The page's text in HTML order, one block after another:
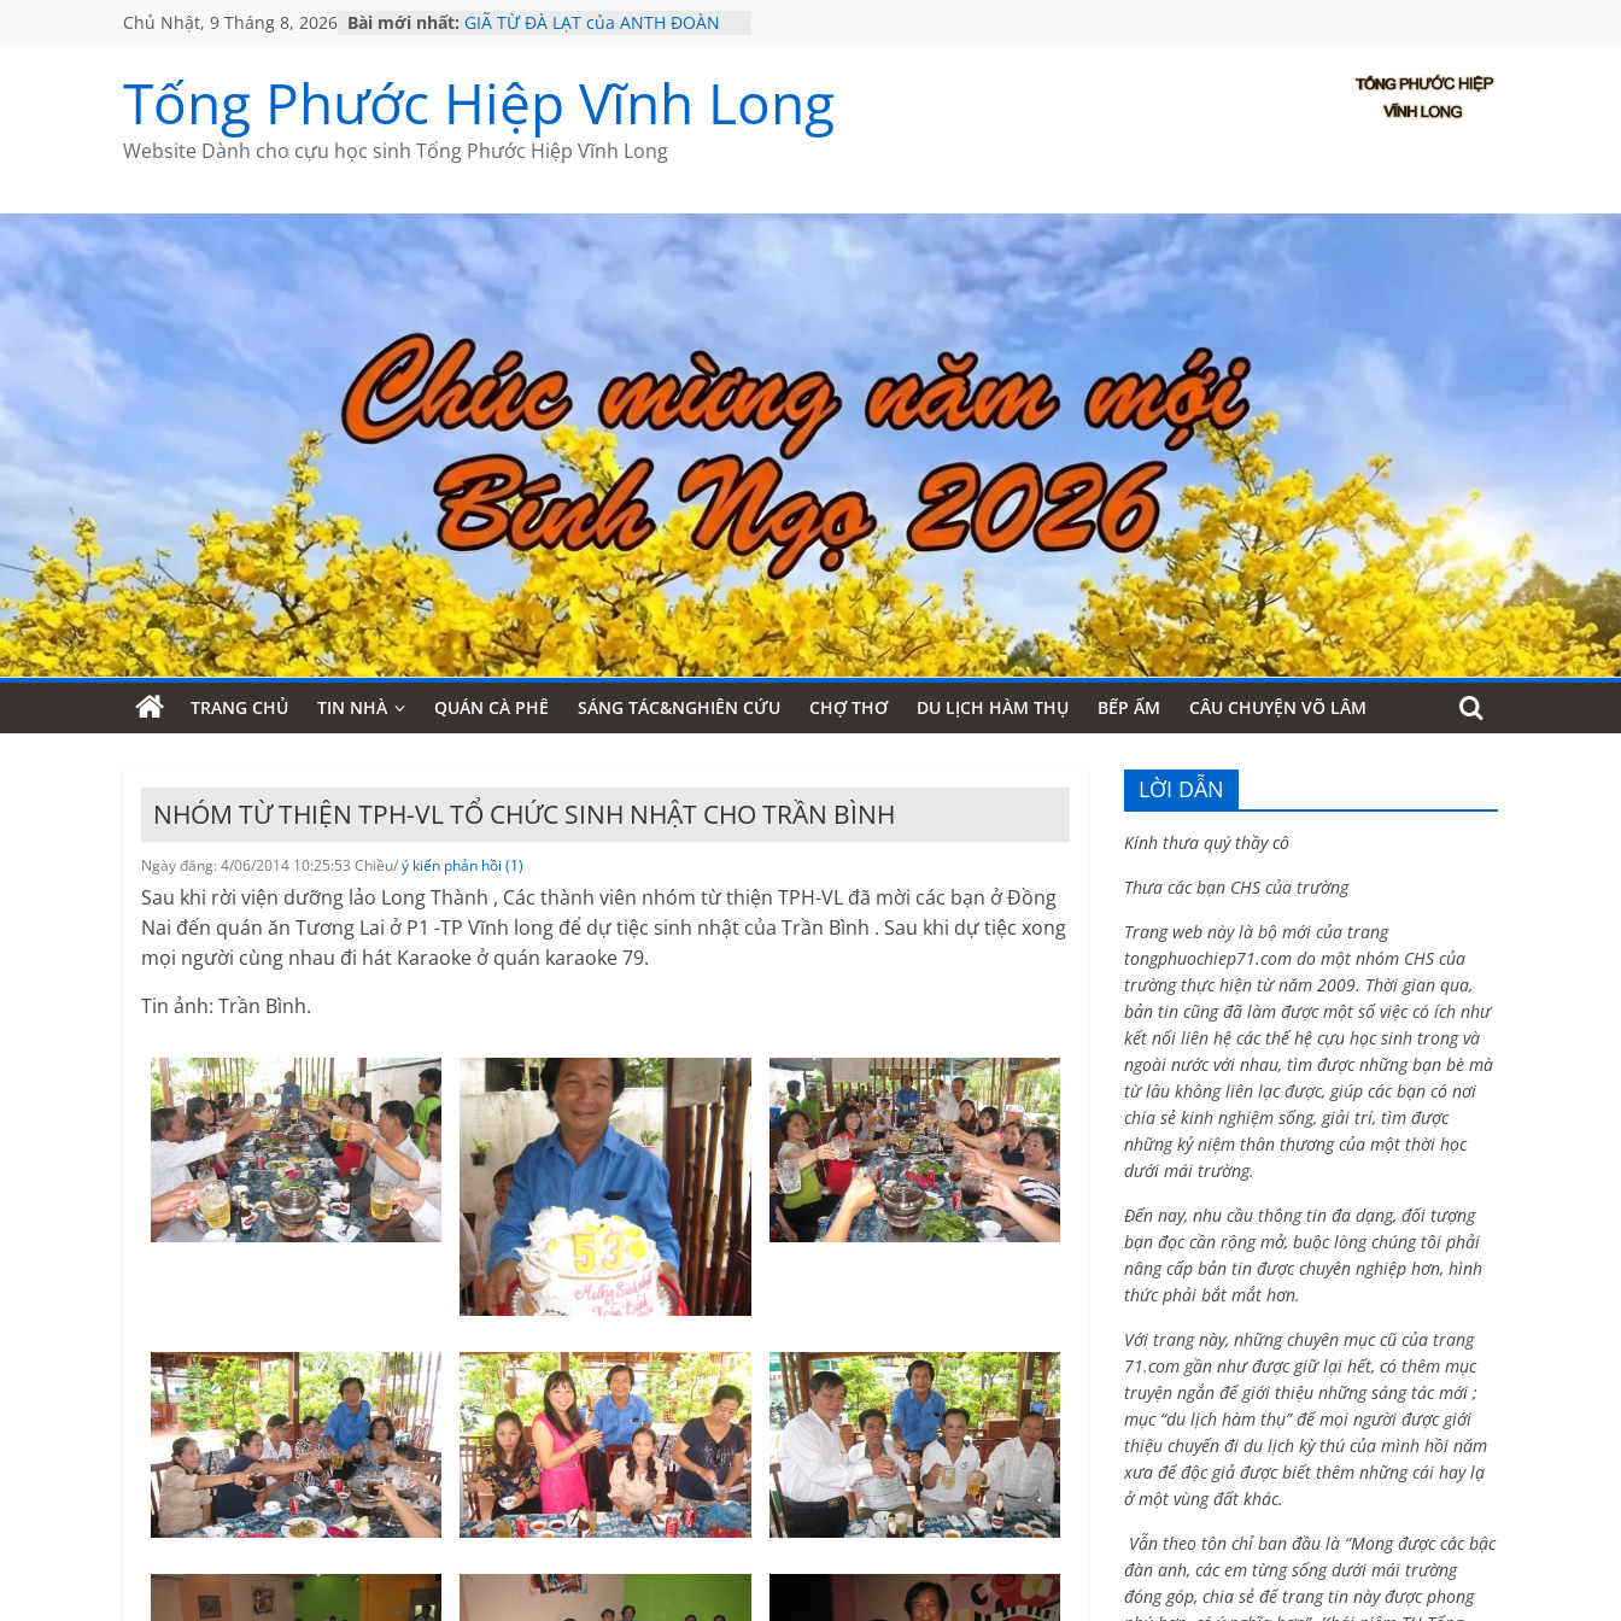
Chủ Nhật, 9 Tháng 8, 2026 Bài mới nhất: GIÃ TỪ ĐÀ LẠT của ANTH ĐOÀN
KHÔNG ĐỀ 19 CỦA THÁI LÃO
CHÙM THƠ CỦA BÍCH HÀ
Tống Phước Hiệp Vĩnh Long
Website Dành cho cựu học sinh Tống Phước Hiệp Vĩnh Long
TRANG CHỦ TIN NHÀ QUÁN CÀ PHÊ SÁNG TÁC&NGHIÊN CỨU CHỢ THƠ DU LỊCH HÀM THỤ BẾP ẤM CÂU CHUYỆN VÕ LÂM
NHÓM TỪ THIỆN TPH-VL TỔ CHỨC SINH NHẬT CHO TRẦN BÌNH
Ngày đăng: 4/06/2014 10:25:53 Chiều/ý kiến phản hồi (1)
Sau khi rời viện dưỡng lảo Long Thành , Các thành viên nhóm từ thiện TPH-VL đã mời các bạn ở Đồng
Nai đến quán ăn Tương Lai ở P1 -TP Vĩnh long để dự tiệc sinh nhật của Trần Bình . Sau khi dự tiệc xong
mọi người cùng nhau đi hát Karaoke ở quán karaoke 79.
Tin ảnh: Trần Bình.
LỜI DẪN
Kính thưa quý thầy cô
Thưa các bạn CHS của trường
Trang web này là bộ mới của trang
tongphuochiep71.com do một nhóm CHS của
trường thực hiện từ năm 2009. Thời gian qua,
bản tin cũng đã làm được một số việc có ích như
kết nối liên hệ các thế hệ cựu học sinh trong và
ngoài nước với nhau, tìm được những bạn bè mà
từ lâu không liên lạc được, giúp các bạn có nơi
chia sẻ kinh nghiệm sống, giải trí, tìm được
những kỷ niệm thân thương của một thời học
dưới mái trường.
Đến nay, nhu cầu thông tin đa dạng, đối tượng
bạn đọc cần rộng mở, buộc lòng chúng tôi phải
nâng cấp bản tin được chuyên nghiệp hơn, hình
thức phải bắt mắt hơn.
Với trang này, những chuyên mục cũ của trang
71.com gần như được giữ lại hết, có thêm mục
truyện ngắn để giới thiệu những sáng tác mới ;
mục “du lịch hàm thụ” để mọi người được giới
thiệu chuyến đi du lịch kỳ thú của mình hồi năm
xưa để độc giả được biết thêm những cái hay lạ
ở một vùng đất khác.
Vẫn theo tôn chỉ ban đầu là “Mong được các bậc
đàn anh, các em từng sống dưới mái trường
đóng góp, chia sẻ để trang tin này được phong